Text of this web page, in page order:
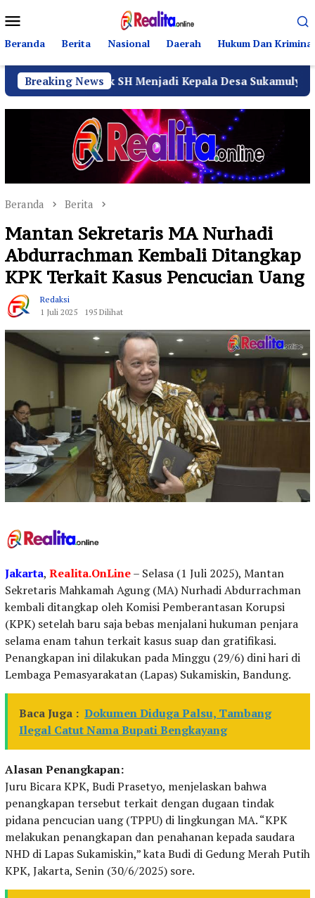
ke
kontenMobile
Beranda Berita Nasional Daerah Hukum Dan Kriminal
Breaking News
Malik SH Menjadi Kepala Desa Sukamulya
Beranda Berita
Mantan Sekretaris MA Nurhadi
Abdurrachman Kembali Ditangkap
KPK Terkait Kasus Pencucian Uang
Redaksi
1 Juli 2025
195 Dilihat
Jakarta, Realita.OnLine– Selasa (1 Juli 2025), Mantan
Sekretaris Mahkamah Agung (MA) Nurhadi Abdurrachman
kembali ditangkap oleh Komisi Pemberantasan Korupsi
(KPK) setelah baru saja bebas menjalani hukuman penjara
selama enam tahun terkait kasus suap dan gratifikasi.
Penangkapan ini dilakukan pada Minggu (29/6) dini hari di
Lembaga Pemasyarakatan (Lapas) Sukamiskin, Bandung.
Baca Juga : Dokumen Diduga Palsu, Tambang
Ilegal Catut Nama Bupati Bengkayang
Alasan Penangkapan:
Juru Bicara KPK, Budi Prasetyo, menjelaskan bahwa
penangkapan tersebut terkait dengan dugaan tindak
pidana pencucian uang (TPPU) di lingkungan MA. “KPK
melakukan penangkapan dan penahanan kepada saudara
NHD di Lapas Sukamiskin,” kata Budi di Gedung Merah Putih
KPK, Jakarta, Senin (30/6/2025) sore.